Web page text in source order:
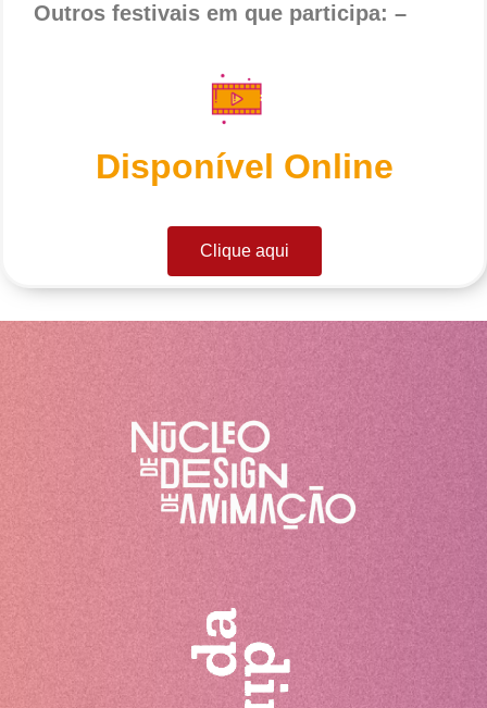
Outros festivais em que participa: –
Disponível Online
Clique aqui